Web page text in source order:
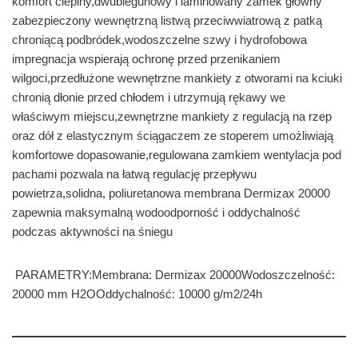
zabezpieczony wewnętrzną listwą przeciwwiatrową z patką
chroniącą podbródek,wodoszczelne szwy i hydrofobowa
impregnacja wspierają ochronę przed przenikaniem
wilgoci,przedłużone wewnętrzne mankiety z otworami na kciuki
chronią dłonie przed chłodem i utrzymują rękawy we
właściwym miejscu,zewnętrzne mankiety z regulacją na rzep
oraz dół z elastycznym ściągaczem ze stoperem umożliwiają
komfortowe dopasowanie,regulowana zamkiem wentylacja pod
pachami pozwala na łatwą regulację przepływu
powietrza,solidna, poliuretanowa membrana Dermizax 20000
zapewnia maksymalną wodoodporność i oddychalność
podczas aktywności na śniegu
PARAMETRY:Membrana: Dermizax 20000Wodoszczelność:
20000 mm H2OOddychalność: 10000 g/m2/24h